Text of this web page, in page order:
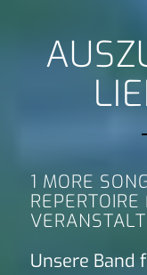
1 MORE
REPERTOIRE
Unsere Band